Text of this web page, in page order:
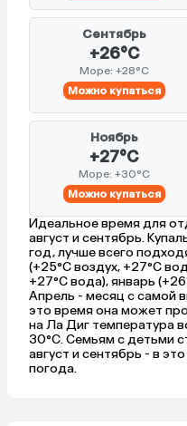
Сентябрь
+26°C
Море: +28°C
Можно купаться
Ноябрь
+27°C
Море: +30°C
Можно купаться
Идеальное время для
август и сентябрь.
год, лучше всего
(+25°C воздух, +27°C
+27°C вода), январь
Апрель - месяц с самой
это время она может
на Ла Диг температура
30°C. Семьям с детьми
август и сентябрь - в
погода.